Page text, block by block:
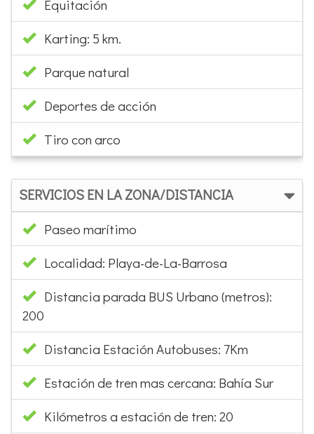
Equitación
Karting: 5 km.
Parque natural
Deportes de acción
Tiro con arco
SERVICIOS EN LA ZONA/DISTANCIA
Paseo marítimo
Localidad: Playa-de-La-Barrosa
Distancia parada BUS Urbano (metros):
200
Distancia Estación Autobuses: 7Km
Estación de tren mas cercana: Bahía Sur
Kilómetros a estación de tren: 20